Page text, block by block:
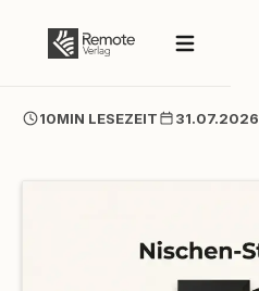
10MIN LESEZEIT 31.07.2026